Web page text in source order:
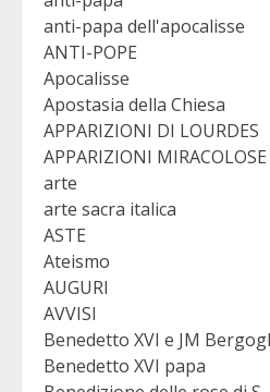
anti-papa dell'apocalisse
ANTI-POPE
Apocalisse
Apostasia della Chiesa
APPARIZIONI DI LOURDES
APPARIZIONI MIRACOLOSE
arte
arte sacra italica
ASTE
Ateismo
AUGURI
AVVISI
Benedetto XVI e JM
Benedetto XVI papa